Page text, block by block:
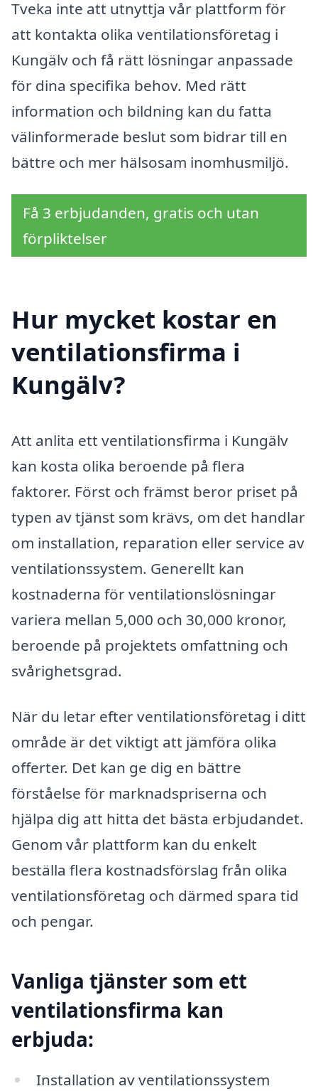
Tveka inte att utnyttja vår plattform för
att kontakta olika ventilationsföretag i
Kungälv och få rätt lösningar anpassade
för dina specifika behov. Med rätt
information och bildning kan du fatta
välinformerade beslut som bidrar till en
bättre och mer hälsosam inomhusmiljö.
Få 3 erbjudanden, gratis och utan
förpliktelser
Hur mycket kostar en
ventilationsfirma i
Kungälv?
Att anlita ett ventilationsfirma i Kungälv
kan kosta olika beroende på flera
faktorer. Först och främst beror priset på
typen av tjänst som krävs, om det handlar
om installation, reparation eller service av
ventilationssystem. Generellt kan
kostnaderna för ventilationslösningar
variera mellan 5,000 och 30,000 kronor,
beroende på projektets omfattning och
svårighetsgrad.
När du letar efter ventilationsföretag i ditt
område är det viktigt att jämföra olika
offerter. Det kan ge dig en bättre
förståelse för marknadspriserna och
hjälpa dig att hitta det bästa erbjudandet.
Genom vår plattform kan du enkelt
beställa flera kostnadsförslag från olika
ventilationsföretag och därmed spara tid
och pengar.
Vanliga tjänster som ett
ventilationsfirma kan
erbjuda:
Installation av ventilationssystem